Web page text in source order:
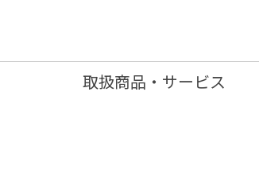
取扱商品・サービス